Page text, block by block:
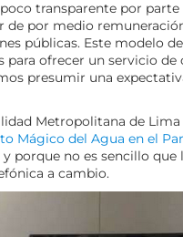
transparente por
de por medio
públicas. Este modelo
ofrecer un servicio
presumir una
Metropolitana de
Mágico del Agua en el
porque no es sencillo
a cambio.